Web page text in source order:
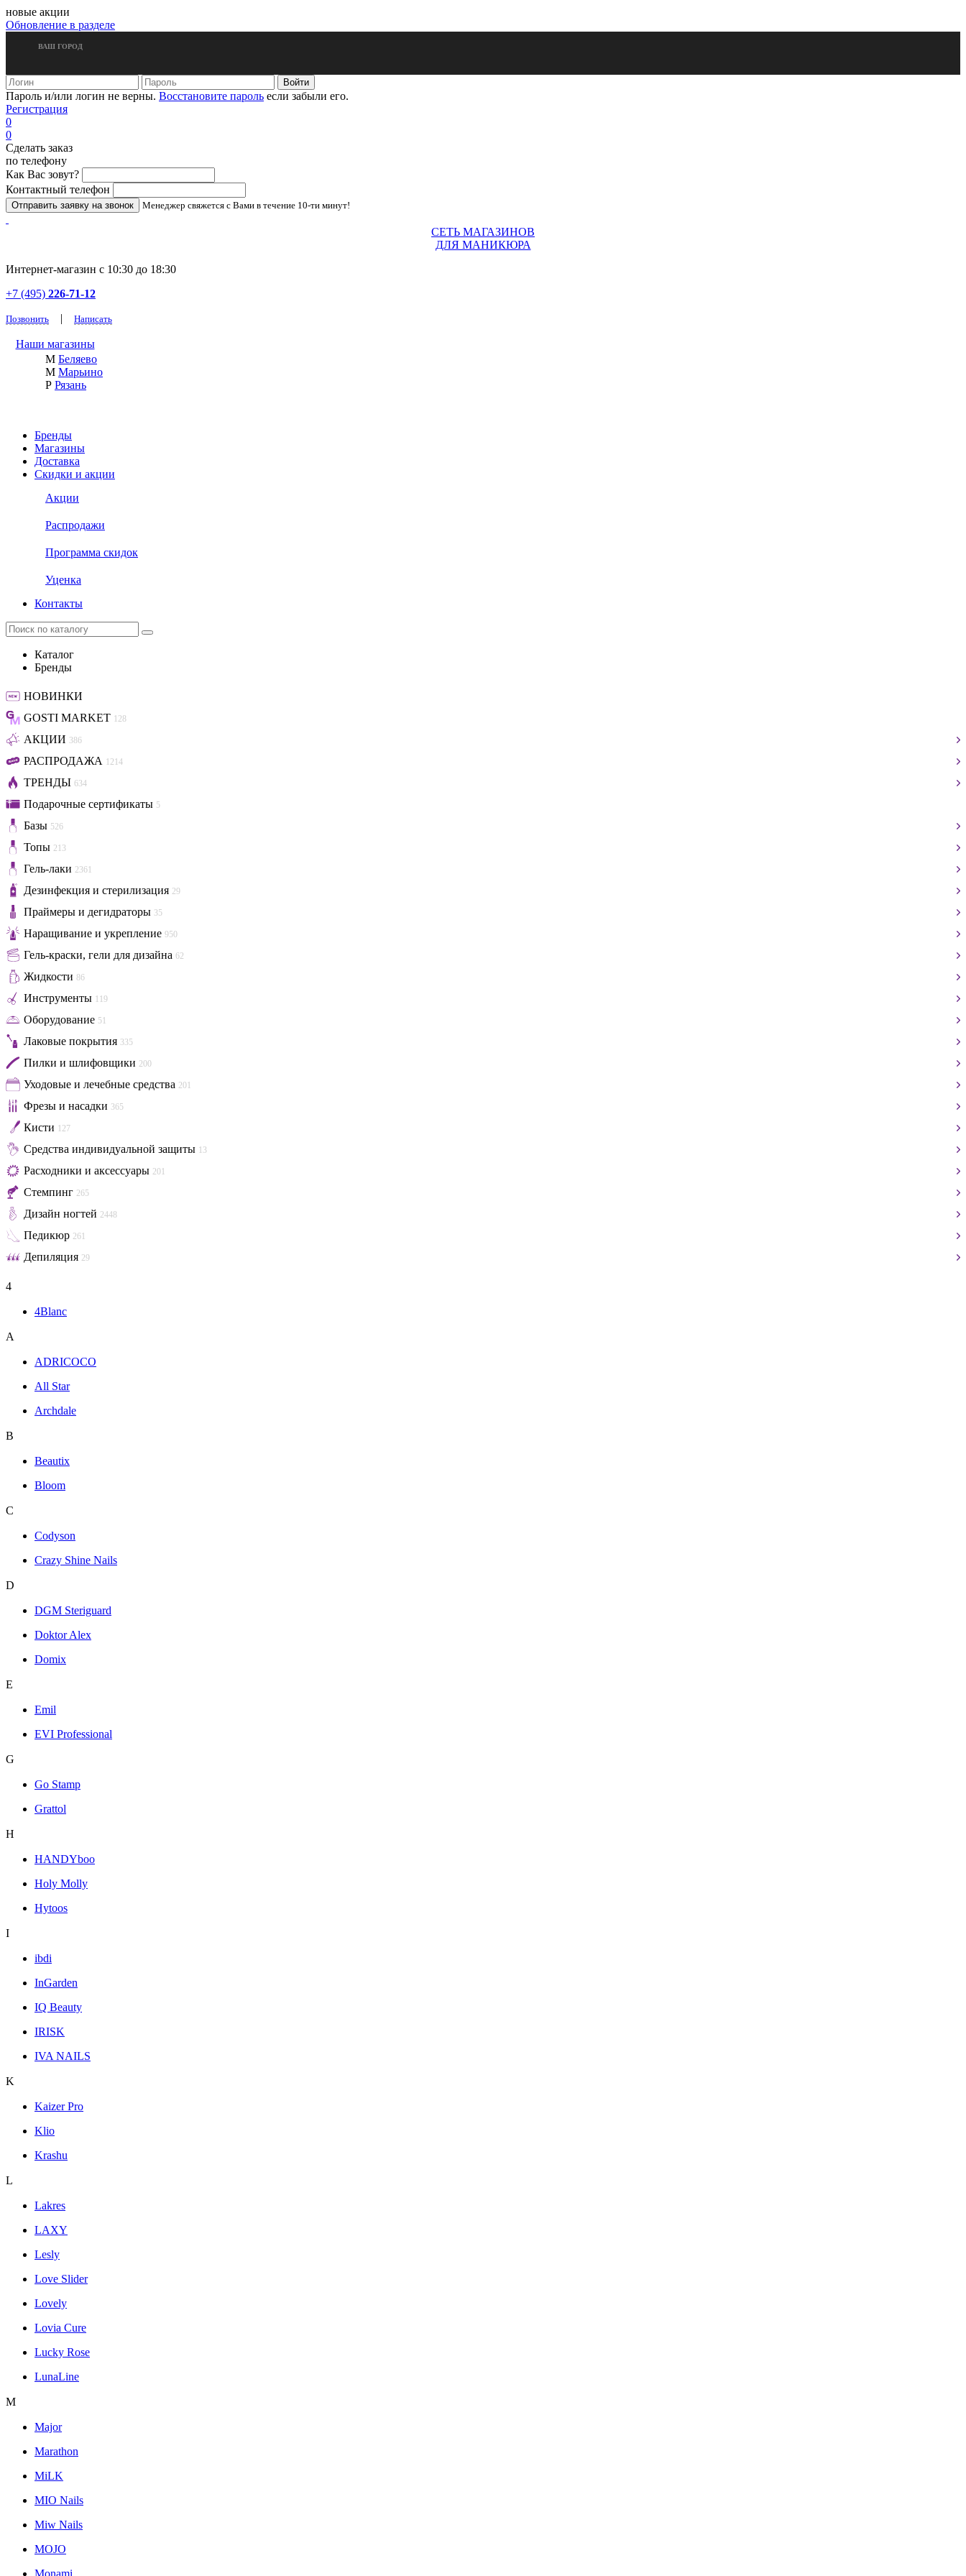
новые акции
Обновление в разделе
ВАШ ГОРОД
Пароль и/или логин не верны. Восстановите пароль если забыли его.
Регистрация
0
0
Сделать заказ
по телефону
Как Вас зовут?
Контактный телефон
Менеджер свяжется с Вами в течение 10-ти минут!
СЕТЬ МАГАЗИНОВ
ДЛЯ МАНИКЮРА
Интернет-магазин с 10:30 до 18:30
+7 (495) 226-71-12
Позвонить | Написать
Наши магазины
М Беляево
М Марьино
Р Рязань
Бренды
Магазины
Доставка
Скидки и акции
Акции
Распродажи
Программа скидок
Уценка
Контакты
Каталог
Бренды
НОВИНКИ
GOSTI MARKET 128
АКЦИИ 386
РАСПРОДАЖА 1214
ТРЕНДЫ 634
Подарочные сертификаты 5
Базы 526
Топы 213
Гель-лаки 2361
Дезинфекция и стерилизация 29
Праймеры и дегидраторы 35
Наращивание и укрепление 950
Гель-краски, гели для дизайна 62
Жидкости 86
Инструменты 119
Оборудование 51
Лаковые покрытия 335
Пилки и шлифовщики 200
Уходовые и лечебные средства 201
Фрезы и насадки 365
Кисти 127
Средства индивидуальной защиты 13
Расходники и аксессуары 201
Стемпинг 265
Дизайн ногтей 2448
Педикюр 261
Депиляция 29
4
4Blanc
A
ADRICOCO
All Star
Archdale
B
Beautix
Bloom
C
Codyson
Crazy Shine Nails
D
DGM Steriguard
Doktor Alex
Domix
E
Emil
EVI Professional
G
Go Stamp
Grattol
H
HANDYboo
Holy Molly
Hytoos
I
ibdi
InGarden
IQ Beauty
IRISK
IVA NAILS
K
Kaizer Pro
Klio
Krashu
L
Lakres
LAXY
Lesly
Love Slider
Lovely
Lovia Cure
Lucky Rose
LunaLine
M
Major
Marathon
MiLK
MIO Nails
Miw Nails
MOJO
Monami